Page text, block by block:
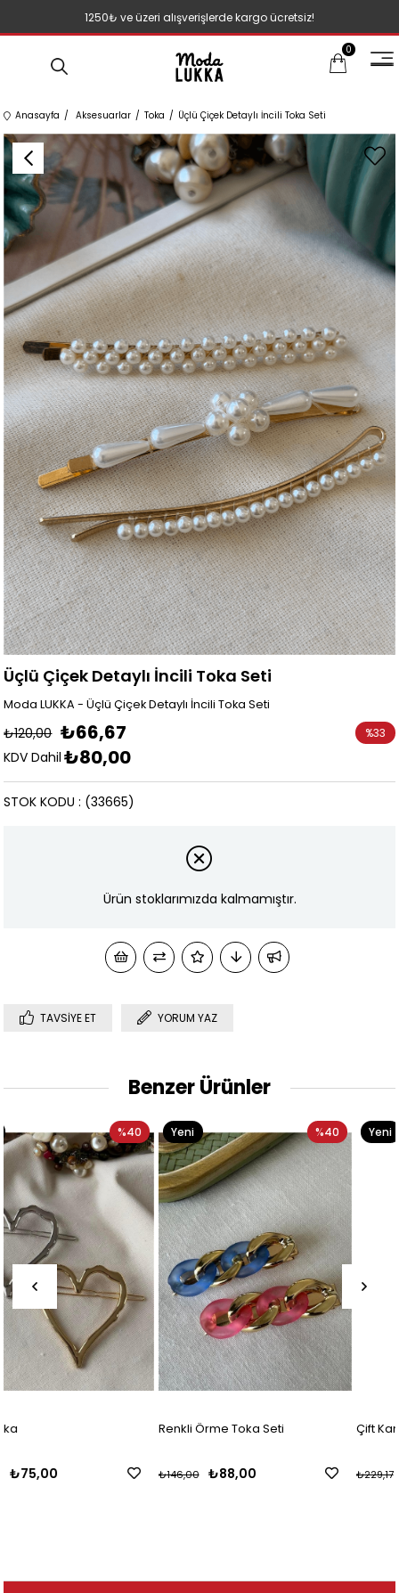
1250₺ ve üzeri alışverişlerde kargo ücretsiz!
0
Anasayfa Aksesuarlar Toka Üçlü Çiçek Detaylı İncili Toka Seti
Üçlü Çiçek Detaylı İncili Toka Seti
Moda LUKKA - Üçlü Çiçek Detaylı İncili Toka Seti
₺120,00 ₺66,67
KDV Dahil ₺80,00
%33
(33665)
STOK KODU
Ürün stoklarımızda kalmamıştır.
TAVSIYE ET YORUM YAZ
Benzer Ürünler
₺146,00
%40
Yeni
Ürün
Çift Kanatlı Kelebek Toka
₺229,17
%29
Yeni
Ürün